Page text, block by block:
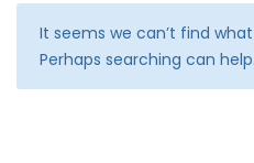
It seems we can’t find
Perhaps searching can help.